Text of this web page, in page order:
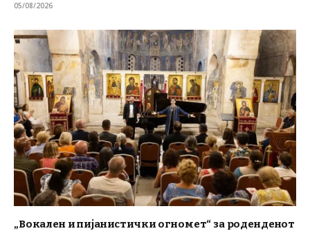
05/08/2026
„Вокален и пијанистички огномет“ за роденденот